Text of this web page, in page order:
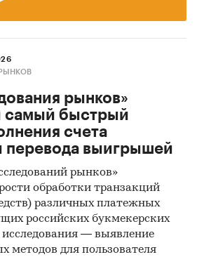
рынков»
самый быстрый
счета
перевода выигрышей
рынков»
обработки транзакций
различных платежных
российских букмекерских
— выявление
методов для пользователя